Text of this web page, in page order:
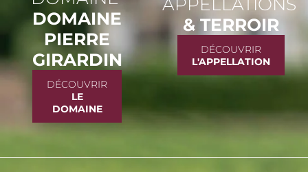
DOMAINE
PIERRE
GIRARDIN
DÉCOUVRIR
LE
DOMAINE
APPELLATIONS
& TERROIR
DÉCOUVRIR
L'APPELLATION